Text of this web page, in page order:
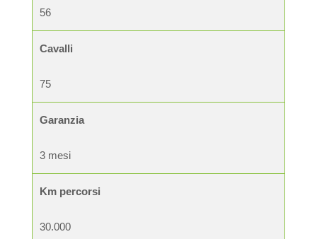
56
Cavalli
75
Garanzia
3 mesi
Km percorsi
30.000